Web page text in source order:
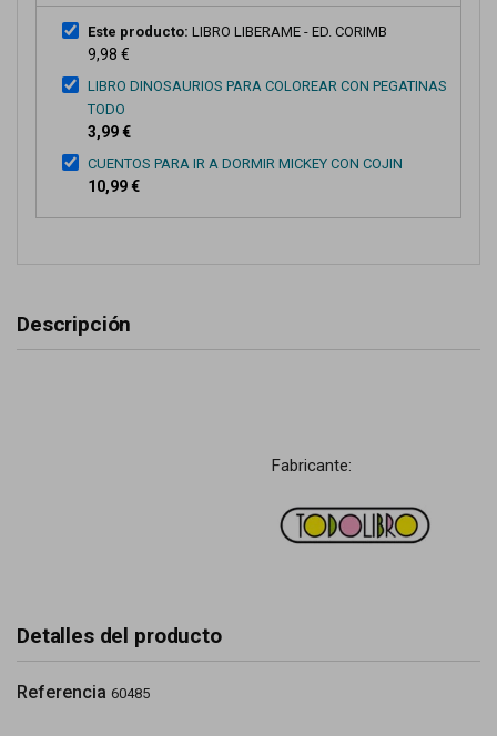
Este producto: LIBRO LIBERAME - ED. CORIMB
9,98 €
LIBRO DINOSAURIOS PARA COLOREAR CON PEGATINAS
TODO
3,99 €
CUENTOS PARA IR A DORMIR MICKEY CON COJIN
10,99 €
Descripción
Fabricante:
Detalles del producto
Referencia 60485